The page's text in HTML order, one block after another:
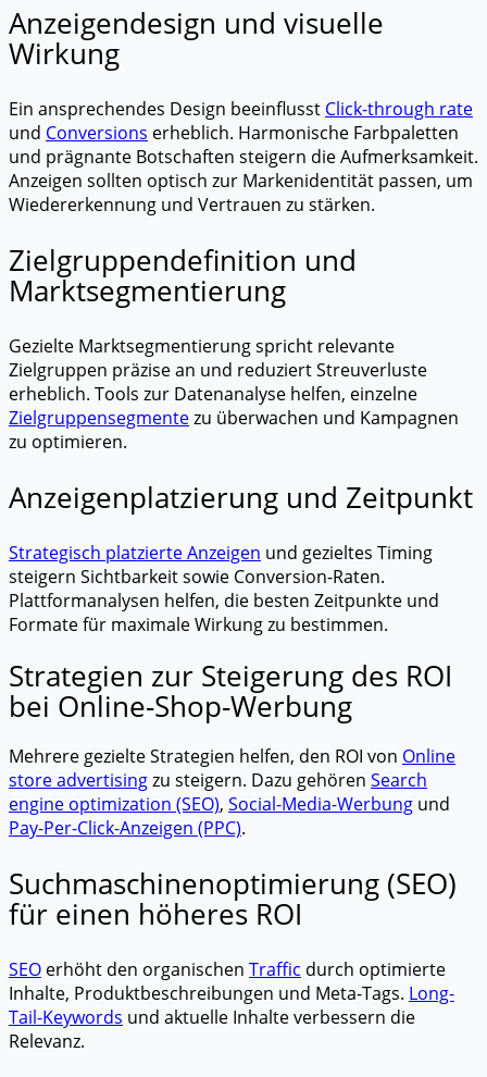
Anzeigendesign und visuelle
Wirkung
Ein ansprechendes Design beeinflusst Click-through rate
und Conversions erheblich. Harmonische Farbpaletten
und prägnante Botschaften steigern die Aufmerksamkeit.
Anzeigen sollten optisch zur Markenidentität passen, um
Wiedererkennung und Vertrauen zu stärken.
Zielgruppendefinition und
Marktsegmentierung
Gezielte Marktsegmentierung spricht relevante
Zielgruppen präzise an und reduziert Streuverluste
erheblich. Tools zur Datenanalyse helfen, einzelne
Zielgruppensegmentezu überwachen und Kampagnen
zu optimieren.
Anzeigenplatzierung und Zeitpunkt
Strategisch platzierte Anzeigen und gezieltes Timing
steigern Sichtbarkeit sowie Conversion-Raten.
Plattformanalysen helfen, die besten Zeitpunkte und
Formate für maximale Wirkung zu bestimmen.
Strategien zur Steigerung des ROI
bei Online-Shop-Werbung
Mehrere gezielte Strategien helfen, den ROI von Online
store advertisingzu steigern. Dazu gehören Search
engine optimization (SEO), Social-Media-Werbung und
Pay-Per-Click-Anzeigen (PPC).
Suchmaschinenoptimierung (SEO)
für einen höheres ROI
SEO erhöht den organischen Traffic durch optimierte
Inhalte, Produktbeschreibungen und Meta-Tags. Long-
Tail-Keywords und aktuelle Inhalte verbessern die
Relevanz.